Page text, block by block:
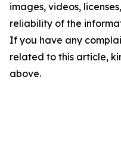
images, videos,
reliability of the
If you have any
related to this article,
above.